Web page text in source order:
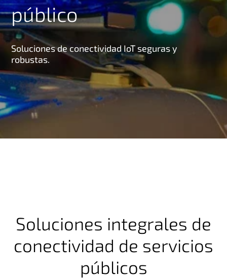
público
Soluciones de conectividad IoT seguras y
robustas.
Soluciones integrales de
conectividad de servicios
públicos